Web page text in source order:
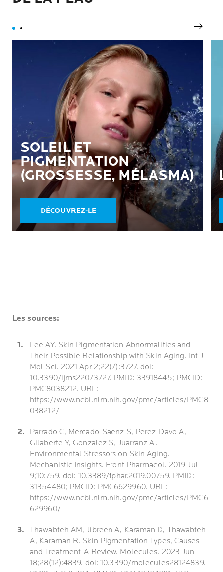
Suivant
SOLEIL ET
PIGMENTATION
(GROSSESSE, MÉLASMA)
DÉCOUVREZ-LE
Les sources:
Lee AY. Skin Pigmentation Abnormalities and
Their Possible Relationship with Skin Aging. Int J
Mol Sci. 2021 Apr 2;22(7):3727. doi:
10.3390/ijms22073727. PMID: 33918445; PMCID:
PMC8038212. URL:
https://www.ncbi.nlm.nih.gov/pmc/articles/PMC8
038212/
Parrado C, Mercado-Saenz S, Perez-Davo A,
Gilaberte Y, Gonzalez S, Juarranz A.
Environmental Stressors on Skin Aging.
Mechanistic Insights. Front Pharmacol. 2019 Jul
9;10:759. doi: 10.3389/fphar.2019.00759. PMID:
31354480; PMCID: PMC6629960. URL:
https://www.ncbi.nlm.nih.gov/pmc/articles/PMC6
629960/
Thawabteh AM, Jibreen A, Karaman D, Thawabteh
A, Karaman R. Skin Pigmentation Types, Causes
and Treatment-A Review. Molecules. 2023 Jun
18;28(12):4839. doi: 10.3390/molecules28124839.